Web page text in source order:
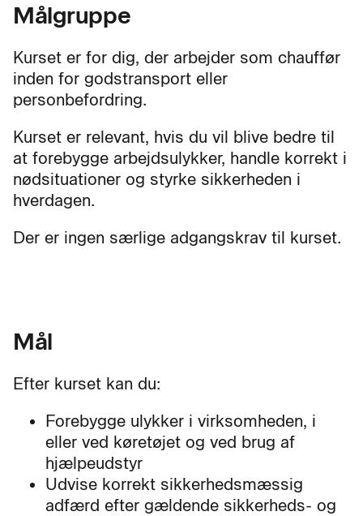
Målgruppe
Kurset er for dig, der arbejder som chauffør
inden for godstransport eller
personbefordring.
Kurset er relevant, hvis du vil blive bedre til
at forebygge arbejdsulykker, handle korrekt i
nødsituationer og styrke sikkerheden i
hverdagen.
Der er ingen særlige adgangskrav til kurset.
Mål
Efter kurset kan du:
Forebygge ulykker i virksomheden, i
eller ved køretøjet og ved brug af
hjælpeudstyr
Udvise korrekt sikkerhedsmæssig
adfærd efter gældende sikkerheds- og